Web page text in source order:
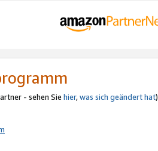
- sehen Sie hier,was sich geändert hat)